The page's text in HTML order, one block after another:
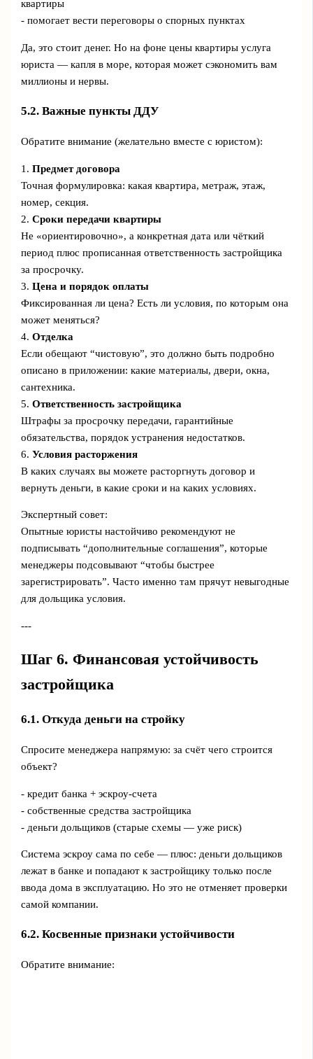
квартиры
- помогает вести переговоры о спорных пунктах
Да, это стоит денег. Но на фоне цены квартиры услуга
юриста — капля в море, которая может сэкономить вам
миллионы и нервы.
5.2. Важные пункты ДДУ
Обратите внимание (желательно вместе с юристом):
1.Предмет договора
Точная формулировка: какая квартира, метраж, этаж,
номер, секция.
2.Сроки передачи квартиры
Не «ориентировочно», а конкретная дата или чёткий
период плюс прописанная ответственность застройщика
за просрочку.
3.Цена и порядок оплаты
Фиксированная ли цена? Есть ли условия, по которым она
может меняться?
4.Отделка
Если обещают “чистовую”, это должно быть подробно
описано в приложении: какие материалы, двери, окна,
сантехника.
5.Ответственность застройщика
Штрафы за просрочку передачи, гарантийные
обязательства, порядок устранения недостатков.
6.Условия расторжения
В каких случаях вы можете расторгнуть договор и
вернуть деньги, в какие сроки и на каких условиях.
Экспертный совет:
Опытные юристы настойчиво рекомендуют не
подписывать “дополнительные соглашения”, которые
менеджеры подсовывают “чтобы быстрее
зарегистрировать”. Часто именно там прячут невыгодные
для дольщика условия.
---
Шаг 6. Финансовая устойчивость
застройщика
6.1. Откуда деньги на стройку
Спросите менеджера напрямую: за счёт чего строится
объект?
- кредит банка + эскроу-счета
- собственные средства застройщика
- деньги дольщиков (старые схемы — уже риск)
Система эскроу сама по себе — плюс: деньги дольщиков
лежат в банке и попадают к застройщику только после
ввода дома в эксплуатацию. Но это не отменяет проверки
самой компании.
6.2. Косвенные признаки устойчивости
Обратите внимание: